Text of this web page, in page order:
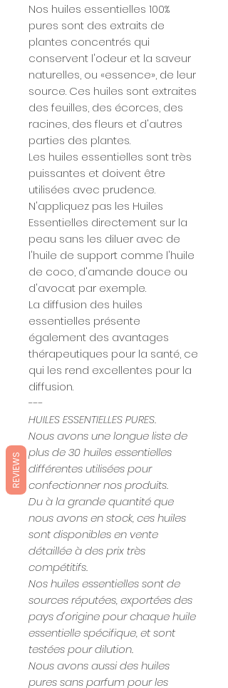
Nos huiles essentielles 100%
pures sont des extraits de
plantes concentrés qui
conservent l'odeur et la saveur
naturelles, ou «essence», de leur
source. Ces huiles sont extraites
des feuilles, des écorces, des
racines, des fleurs et d'autres
parties des plantes.
Les huiles essentielles sont très
puissantes et doivent être
utilisées avec prudence.
N'appliquez pas les Huiles
Essentielles directement sur la
peau sans les diluer avec de
l'huile de support comme l'huile
de coco, d'amande douce ou
d'avocat par exemple.
La diffusion des huiles
essentielles présente
également des avantages
thérapeutiques pour la santé, ce
qui les rend excellentes pour la
diffusion.
---
HUILES ESSENTIELLES PURES.
Nous avons une longue liste de
plus de 30 huiles essentielles
différentes utilisées pour
confectionner nos produits.
Du à la grande quantité que
nous avons en stock, ces huiles
sont disponibles en vente
détaillée à des prix très
compétitifs.
Nos huiles essentielles sont de
sources réputées, exportées des
pays d'origine pour chaque huile
essentielle spécifique, et sont
testées pour dilution.
Nous avons aussi des huiles
pures sans parfum pour les
REVIEWS